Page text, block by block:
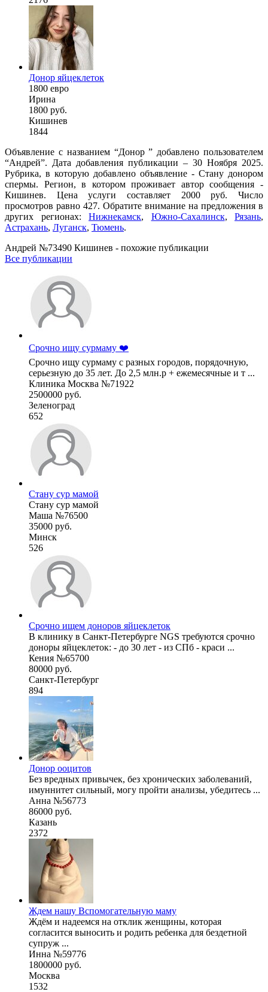
Донор яйцеклеток
1800 евро
Ирина
1800 руб.
Кишинев
1844
Объявление с названием “Донор ” добавлено пользователем
“Андрей”. Дата добавления публикации – 30 Ноября 2025.
Рубрика, в которую добавлено объявление - Стану донором
спермы. Регион, в котором проживает автор сообщения -
Кишинев. Цена услуги составляет 2000 руб. Число
просмотров равно 427. Обратите внимание на предложения в
других регионах: Нижнекамск, Южно-Сахалинск, Рязань,
Астрахань, Луганск, Тюмень.
Андрей №73490 Кишинев - похожие публикации
Все публикации
Срочно ищу сурмаму ❤️
Срочно ищу сурмаму с разных городов, порядочную,
серьезную до 35 лет. До 2,5 млн.р + ежемесячные и т ...
Клиника Москва №71922
2500000 руб.
Зеленоград
652
Стану сур мамой
Стану сур мамой
Маша №76500
35000 руб.
Минск
526
Срочно ищем доноров яйцеклеток
В клинику в Санкт-Петербурге NGS требуются срочно
доноры яйцеклеток: - до 30 лет - из СПб - краси ...
Кения №65700
80000 руб.
Санкт-Петербург
894
Донор ооцитов
Без вредных привычек, без хронических заболеваний,
имуннитет сильный, могу пройти анализы, убедитесь ...
Анна №56773
86000 руб.
Казань
2372
Ждем нашу Вспомогательную маму
Ждём и надеемся на отклик женщины, которая
согласится выносить и родить ребенка для бездетной
супруж ...
Инна №59776
1800000 руб.
Москва
1532